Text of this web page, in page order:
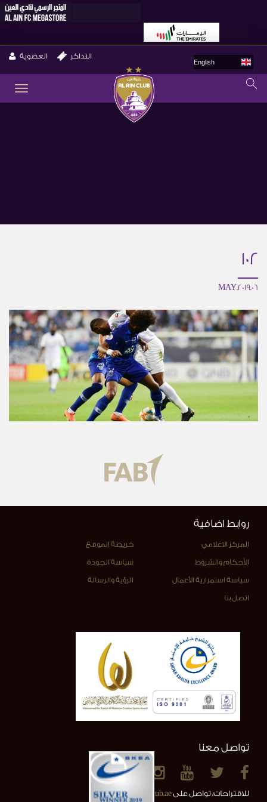
English
التذاكر العضوية
102
06.MAY.2019
روابط اضافية
المركز الاعلامي خريطة الموقع
الأحكام والشروط سياسة الجودة
سياسة استمرارية الأعمال الرؤية والرسالة
اتصل بنا
تواصل معنا
للاقتراحات، تواصل علىinfo@alainclub.ae